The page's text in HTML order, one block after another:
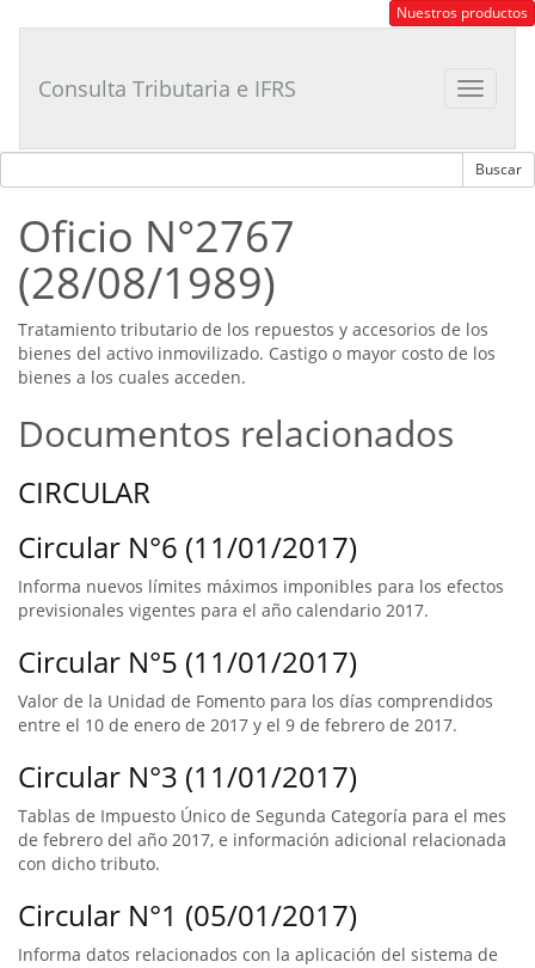
Tributario
Nuestros productos
Toggle
Consulta Tributaria e IFRS
Oficio N°2767
(28/08/1989)
Tratamiento tributario de los repuestos y accesorios de los
bienes del activo inmovilizado. Castigo o mayor costo de los
bienes a los cuales acceden.
Documentos relacionados
CIRCULAR
Circular N°6 (11/01/2017)
Informa nuevos límites máximos imponibles para los efectos
previsionales vigentes para el año calendario 2017.
Circular N°5 (11/01/2017)
Valor de la Unidad de Fomento para los días comprendidos
entre el 10 de enero de 2017 y el 9 de febrero de 2017.
Circular N°3 (11/01/2017)
Tablas de Impuesto Único de Segunda Categoría para el mes
de febrero del año 2017, e información adicional relacionada
con dicho tributo.
Circular N°1 (05/01/2017)
Informa datos relacionados con la aplicación del sistema de